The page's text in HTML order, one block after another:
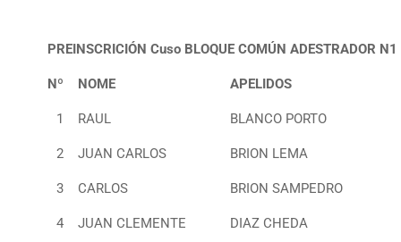
PREINSCRICIÓN Cuso BLOQUE COMÚN ADESTRADOR N1
Nº NOME APELIDOS
1 RAUL BLANCO PORTO
2 JUAN CARLOS BRION LEMA
3 CARLOS BRION SAMPEDRO
4 JUAN CLEMENTE DIAZ CHEDA